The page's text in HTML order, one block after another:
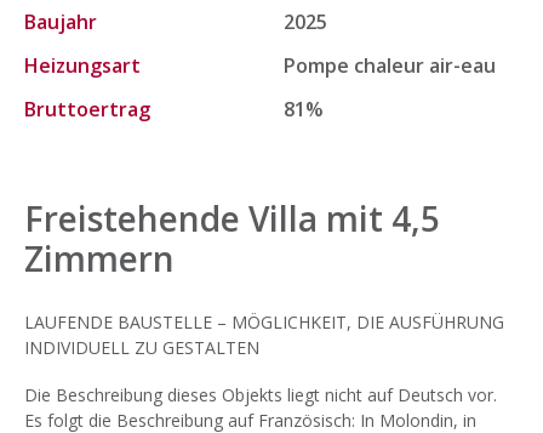
Baujahr
2025
Heizungsart
Pompe chaleur air-eau
Bruttoertrag
81%
Freistehende Villa mit 4,5
Zimmern
LAUFENDE BAUSTELLE – MÖGLICHKEIT, DIE AUSFÜHRUNG
INDIVIDUELL ZU GESTALTEN
Die Beschreibung dieses Objekts liegt nicht auf Deutsch vor.
Es folgt die Beschreibung auf Französisch: In Molondin, in